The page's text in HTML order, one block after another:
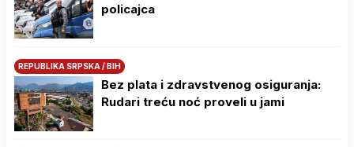
policajca
REPUBLIKA SRPSKA / BIH
Bez plata i zdravstvenog osiguranja:
Rudari treću noć proveli u jami